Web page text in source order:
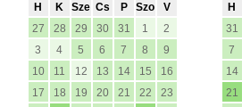
H K Sze Cs P Szo
V
27
28 29 30 31 1
2
3
4 5 6 7 8
9
10
11 12 13 14 15
16
17
18 19 20 21 22
23
H
31
7
14
21